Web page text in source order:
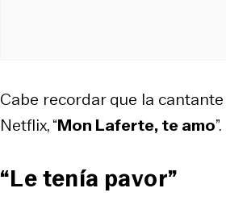
Cabe recordar que la
Netflix, “Mon Laferte, te amo”.
“Le tenía pavor”